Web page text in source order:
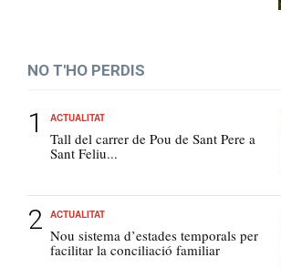
NO T'HO PERDIS
ACTUALITAT
Tall del carrer de Pou de Sant Pere a
Sant Feliu...
ACTUALITAT
Nou sistema d’estades temporals per
facilitar la conciliació familiar